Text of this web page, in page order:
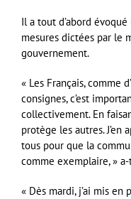
Il a tout d’abord
mesures dictées par le
gouvernement.
« Les Français, comme
consignes, c’est
collectivement. En
protège les autres.
tous pour que la
comme exemplaire, »
« Dès mardi, j’ai mis